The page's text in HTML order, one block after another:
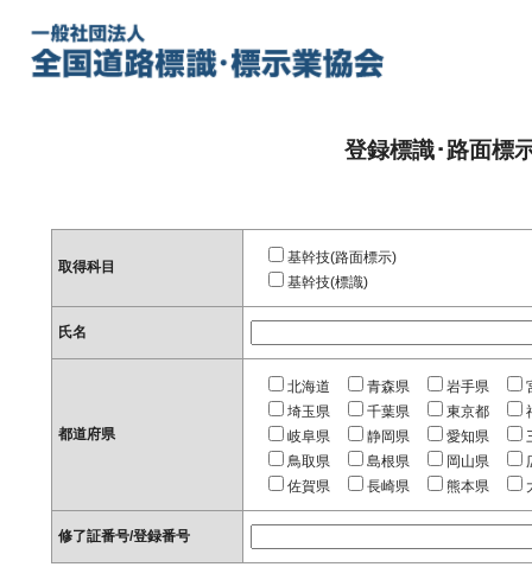
登録標識･路面標
取得科目
基幹技(路面標示)
基幹技(標識)
氏名
都道府県
北海道 青森県 岩手県
埼玉県
千葉県 東京都
岐阜県
静岡県 愛知県
鳥取県
島根県 岡山県
佐賀県
長崎県 熊本県
修了証番号/登録番号